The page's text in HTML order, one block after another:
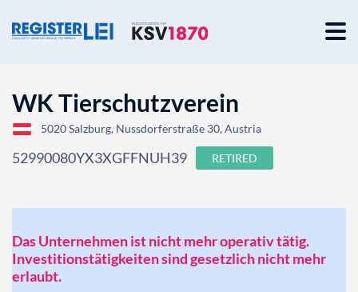
WK Tierschutzverein
5020 Salzburg, Nussdorferstraße 30, Austria
52990080YX3XGFFNUH39 RETIRED
Das Unternehmen ist nicht mehr operativ tätig.
Investitionstätigkeiten sind gesetzlich nicht mehr
erlaubt.